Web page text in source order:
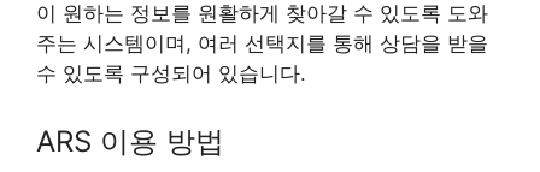
이 원하는 정보를 원활하게 찾아갈 수 있도록 도와
주는 시스템이며, 여러 선택지를 통해 상담을 받을
수 있도록 구성되어 있습니다.
ARS 이용 방법